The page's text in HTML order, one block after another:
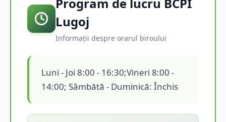
Lugoj
Informații despre orarul biroului
Luni - Joi 8:00 - 16:30;Vineri 8:00 -
14:00; Sâmbătă - Duminică: Închis